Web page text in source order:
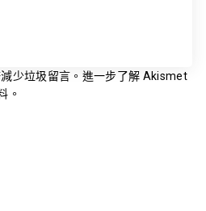
少垃圾留言。 進一步了解 Akismet
。